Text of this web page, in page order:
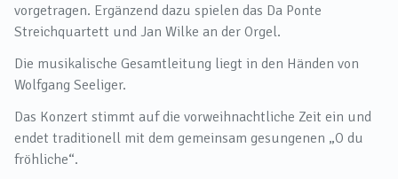
vorgetragen. Ergänzend dazu spielen das Da Ponte
Streichquartett und Jan Wilke an der Orgel.
Die musikalische Gesamtleitung liegt in den Händen von
Wolfgang Seeliger.
Das Konzert stimmt auf die vorweihnachtliche Zeit ein und
endet traditionell mit dem gemeinsam gesungenen „O du
fröhliche“.